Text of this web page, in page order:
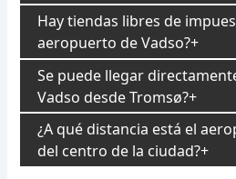
Hay tiendas libres de
aeropuerto de Vadso?
Se puede llegar
Vadso desde Tromsø?
¿A qué distancia está el
del centro de la ciudad?